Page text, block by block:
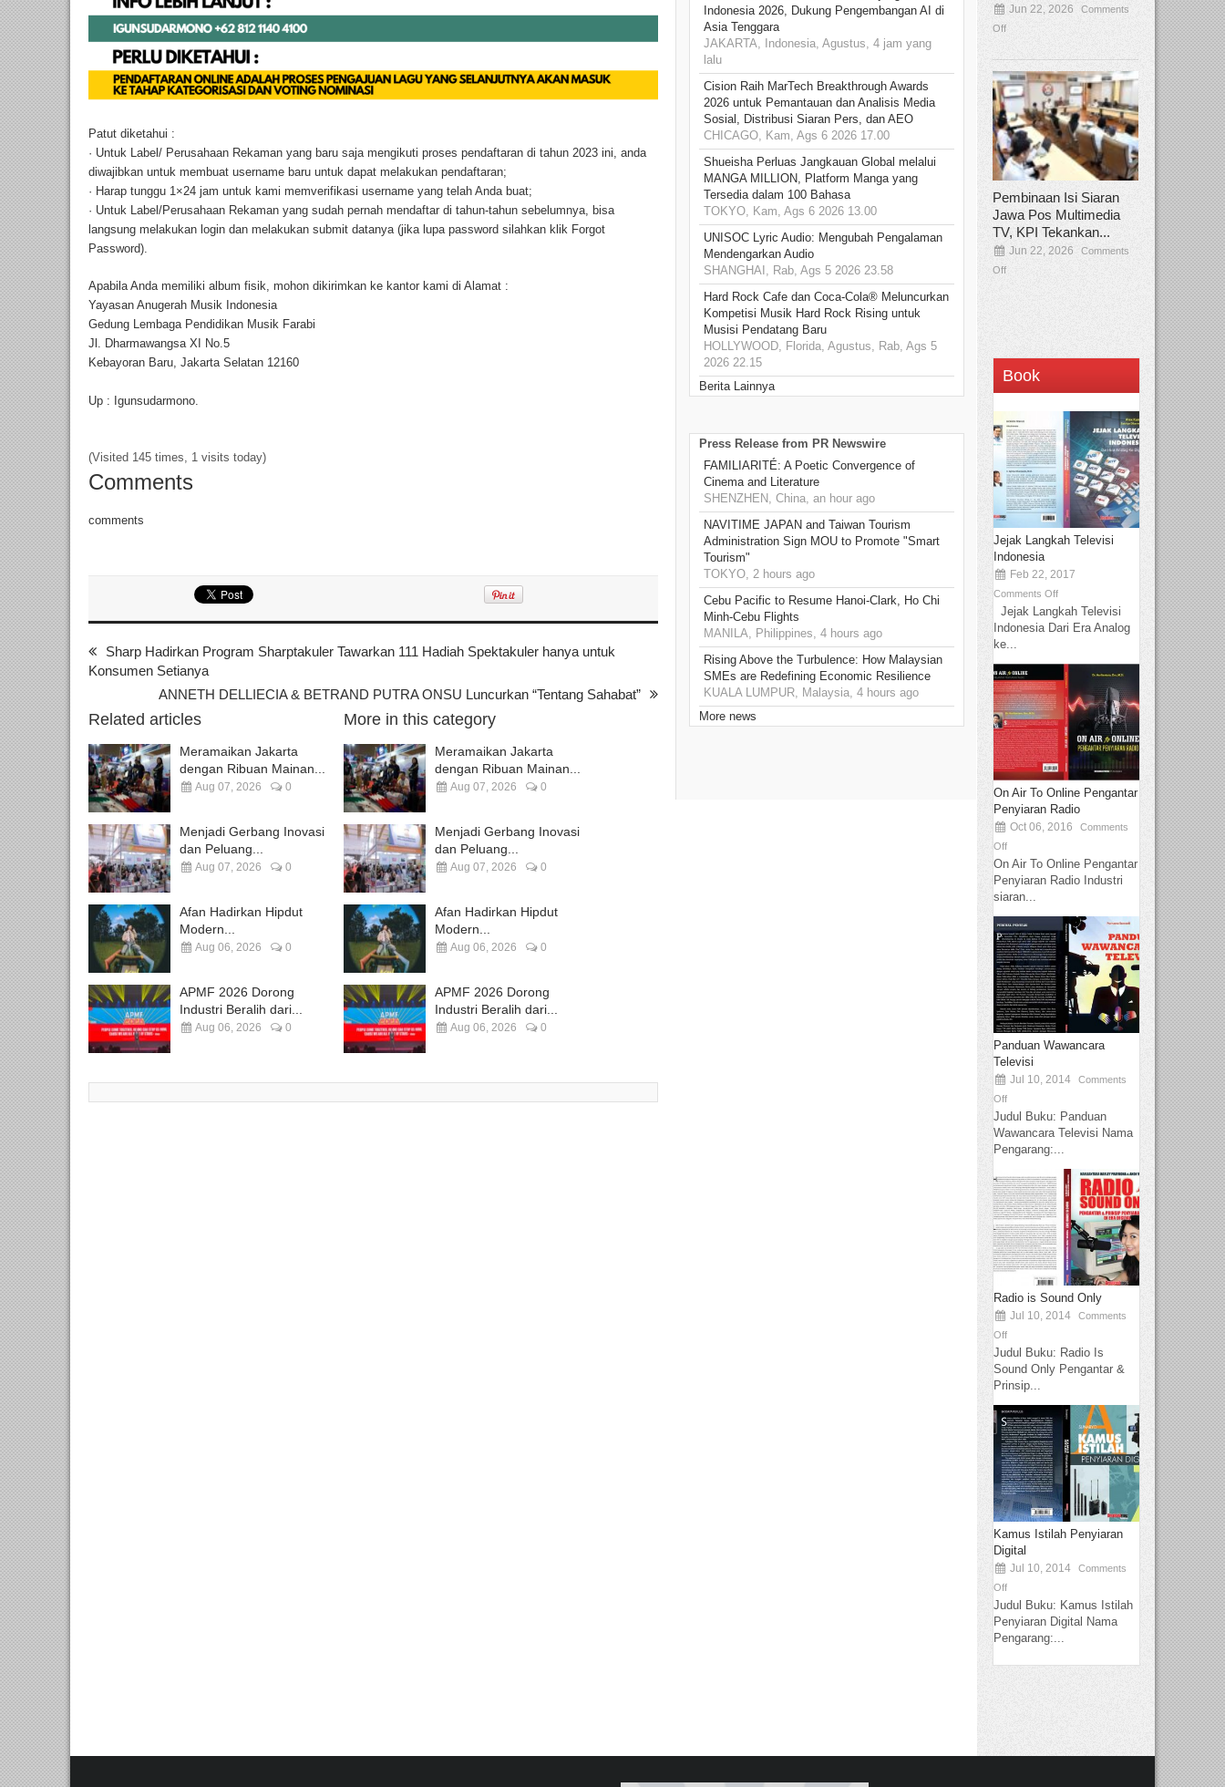
Patut diketahui :
· Untuk Label/ Perusahaan Rekaman yang baru saja mengikuti proses pendaftaran di tahun 2023 ini, anda
diwajibkan untuk membuat username baru untuk dapat melakukan pendaftaran;
· Harap tunggu 1×24 jam untuk kami memverifikasi username yang telah Anda buat;
· Untuk Label/Perusahaan Rekaman yang sudah pernah mendaftar di tahun-tahun sebelumnya, bisa
langsung melakukan login dan melakukan submit datanya (jika lupa password silahkan klik Forgot
Password).
Apabila Anda memiliki album fisik, mohon dikirimkan ke kantor kami di Alamat :
Yayasan Anugerah Musik Indonesia
Gedung Lembaga Pendidikan Musik Farabi
Jl. Dharmawangsa XI No.5
Kebayoran Baru, Jakarta Selatan 12160
Up : Igunsudarmono.
(Visited 145 times, 1 visits today)
Comments
comments
Sharp Hadirkan Program Sharptakuler Tawarkan 111 Hadiah Spektakuler hanya untuk
Konsumen Setianya
ANNETH DELLIECIA & BETRAND PUTRA ONSU Luncurkan “Tentang Sahabat”
Related articles
Meramaikan Jakarta
dengan Ribuan Mainan...
Aug 07, 2026 0
Menjadi Gerbang Inovasi
dan Peluang...
Aug 07, 2026 0
Afan Hadirkan Hipdut
Modern...
Aug 06, 2026 0
APMF 2026 Dorong
Industri Beralih dari...
Aug 06, 2026 0
More in this category
Meramaikan Jakarta
dengan Ribuan Mainan...
Aug 07, 2026 0
Menjadi Gerbang Inovasi
dan Peluang...
Aug 07, 2026 0
Afan Hadirkan Hipdut
Modern...
Aug 06, 2026 0
APMF 2026 Dorong
Industri Beralih dari...
Aug 06, 2026 0
Indonesia 2026, Dukung Pengembangan AI di
Asia Tenggara
JAKARTA, Indonesia, Agustus, 4 jam yang
lalu
Cision Raih MarTech Breakthrough Awards
2026 untuk Pemantauan dan Analisis Media
Sosial, Distribusi Siaran Pers, dan AEO
CHICAGO, Kam, Ags 6 2026 17.00
Shueisha Perluas Jangkauan Global melalui
MANGA MILLION, Platform Manga yang
Tersedia dalam 100 Bahasa
TOKYO, Kam, Ags 6 2026 13.00
UNISOC Lyric Audio: Mengubah Pengalaman
Mendengarkan Audio
SHANGHAI, Rab, Ags 5 2026 23.58
Hard Rock Cafe dan Coca-Cola® Meluncurkan
Kompetisi Musik Hard Rock Rising untuk
Musisi Pendatang Baru
HOLLYWOOD, Florida, Agustus, Rab, Ags 5
2026 22.15
Berita Lainnya
Press Release from PR Newswire
FAMILIARITÉ: A Poetic Convergence of
Cinema and Literature
SHENZHEN, China, an hour ago
NAVITIME JAPAN and Taiwan Tourism
Administration Sign MOU to Promote "Smart
Tourism"
TOKYO, 2 hours ago
Cebu Pacific to Resume Hanoi-Clark, Ho Chi
Minh-Cebu Flights
MANILA, Philippines, 4 hours ago
Rising Above the Turbulence: How Malaysian
SMEs are Redefining Economic Resilience
KUALA LUMPUR, Malaysia, 4 hours ago
More news
Jun 22, 2026
Comments
Off
Pembinaan Isi Siaran
Jawa Pos Multimedia
TV, KPI Tekankan...
Jun 22, 2026
Comments
Off
Book
Jejak Langkah Televisi
Indonesia
Feb 22, 2017
Comments Off
Jejak Langkah Televisi
Indonesia Dari Era Analog
ke...
On Air To Online Pengantar
Penyiaran Radio
Oct 06, 2016
Comments
Off
On Air To Online Pengantar
Penyiaran Radio Industri
siaran...
Panduan Wawancara
Televisi
Jul 10, 2014
Comments
Off
Judul Buku: Panduan
Wawancara Televisi Nama
Pengarang:...
Radio is Sound Only
Jul 10, 2014
Comments
Off
Judul Buku: Radio Is
Sound Only Pengantar &
Prinsip...
Kamus Istilah Penyiaran
Digital
Jul 10, 2014
Comments
Off
Judul Buku: Kamus Istilah
Penyiaran Digital Nama
Pengarang:...